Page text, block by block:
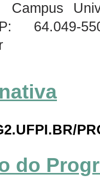
Campus
64.049-
do